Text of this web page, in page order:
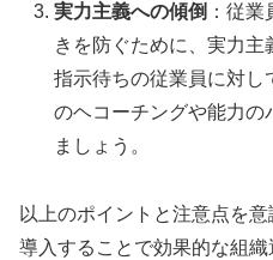
実力主義への傾倒 ：従
きを防ぐために、実力主
指示待ちの従業員に対し
のヘコーチングや能力の
ましょう。
以上のポイントと注意点を
導入することで効果的な組織